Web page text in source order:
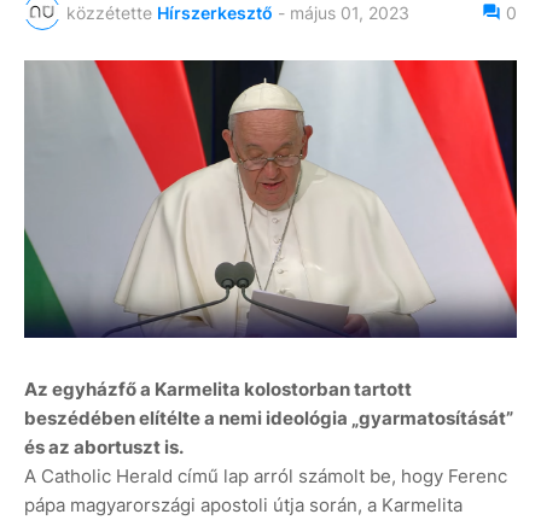
közzétette Hírszerkesztő - május 01, 2023 0
Az egyházfő a Karmelita kolostorban tartott
beszédében elítélte a nemi ideológia „gyarmatosítását”
és az abortuszt is.
A Catholic Herald című lap arról számolt be, hogy Ferenc
pápa magyarországi apostoli útja során, a Karmelita